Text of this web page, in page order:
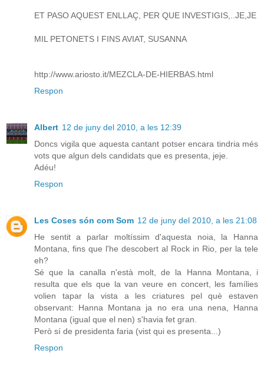
ET PASO AQUEST ENLLAÇ, PER QUE INVESTIGIS,..JE,JE
MIL PETONETS I FINS AVIAT, SUSANNA
http://www.ariosto.it/MEZCLA-DE-HIERBAS.html
Respon
Albert 12 de juny del 2010, a les 12:39
Doncs vigila que aquesta cantant potser encara tindria més
vots que algun dels candidats que es presenta, jeje.
Adéu!
Respon
Les Coses són com Som 12 de juny del 2010, a les 21:08
He sentit a parlar moltíssim d'aquesta noia, la Hanna
Montana, fins que l'he descobert al Rock in Rio, per la tele
eh?
Sé que la canalla n'està molt, de la Hanna Montana, i
resulta que els que la van veure en concert, les famílies
volien tapar la vista a les criatures pel què estaven
observant: Hanna Montana ja no era una nena, Hanna
Montana (igual que el nen) s'havia fet gran.
Però sí de presidenta faria (vist qui es presenta...)
Respon